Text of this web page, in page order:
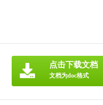
点击下载文档
文档为doc格式